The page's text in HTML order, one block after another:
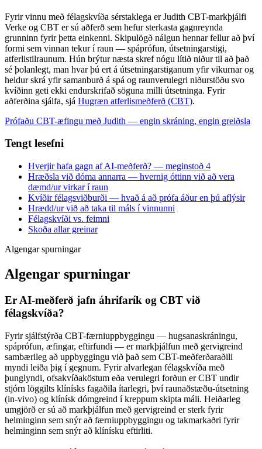
Fyrir vinnu með félagskvíða sérstaklega er Judith CBT-markþjálfi
Verke og CBT er sú aðferð sem hefur sterkasta gagnreynda
grunninn fyrir þetta einkenni. Skipulögð nálgun hennar fellur að því
formi sem vinnan tekur í raun — spáprófun, útsetningarstigi,
atferlistilraunum. Hún brýtur næsta skref nógu lítið niður til að það
sé þolanlegt, man hvar þú ert á útsetningarstiganum yfir vikurnar og
heldur skrá yfir samanburð á spá og raunverulegri niðurstöðu svo
kvíðinn geti ekki endurskrifað söguna milli útsetninga. Fyrir
aðferðina sjálfa, sjá Hugræn atferlismeðferð (CBT).
Prófaðu CBT-æfingu með Judith — engin skráning, engin greiðsla
Tengt lesefni
Hverjir hafa gagn af AI-meðferð? — meginstoð 4
Hræðsla við dóma annarra — hvernig óttinn við að vera
dæmd/ur virkar í raun
Kvíðir félagsviðburði — hvað á að prófa áður en þú aflýsir
Hrædd/ur við að taka til máls í vinnunni
Félagskvíði vs. feimni
Skoða allar greinar
Algengar spurningar
Algengar spurningar
Er AI-meðferð jafn áhrifarík og CBT við
félagskvíða?
Fyrir sjálfstýrða CBT-færniuppbyggingu — hugsanaskráningu,
spáprófun, æfingar, eftirfundi — er markþjálfun með gervigreind
sambærileg að uppbyggingu við það sem CBT-meðferðaraðili
myndi leiða þig í gegnum. Fyrir alvarlegan félagskvíða með
þunglyndi, ofsakvíðaköstum eða verulegri forðun er CBT undir
stjórn löggilts klínísks fagaðila ítarlegri, því raunaðstæðu-útsetning
(in-vivo) og klínísk dómgreind í kreppum skipta máli. Heiðarleg
umgjörð er sú að markþjálfun með gervigreind er sterk fyrir
helminginn sem snýr að færniuppbyggingu og takmarkaðri fyrir
helminginn sem snýr að klínísku eftirliti.